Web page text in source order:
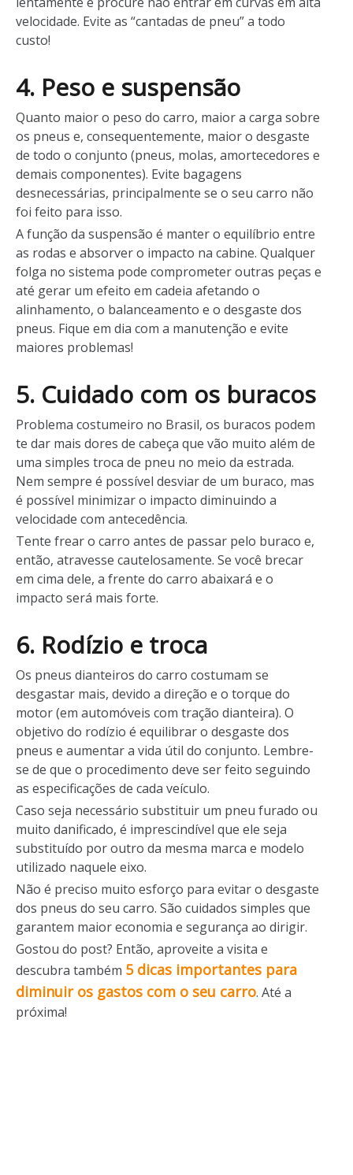
velocidade. Evite as “cantadas de pneu” a todo
custo!
4. Peso e suspensão
Quanto maior o peso do carro, maior a carga sobre
os pneus e, consequentemente, maior o desgaste
de todo o conjunto (pneus, molas, amortecedores e
demais componentes). Evite bagagens
desnecessárias, principalmente se o seu carro não
foi feito para isso.
A função da suspensão é manter o equilíbrio entre
as rodas e absorver o impacto na cabine. Qualquer
folga no sistema pode comprometer outras peças e
até gerar um efeito em cadeia afetando o
alinhamento, o balanceamento e o desgaste dos
pneus. Fique em dia com a manutenção e evite
maiores problemas!
5. Cuidado com os buracos
Problema costumeiro no Brasil, os buracos podem
te dar mais dores de cabeça que vão muito além de
uma simples troca de pneu no meio da estrada.
Nem sempre é possível desviar de um buraco, mas
é possível minimizar o impacto diminuindo a
velocidade com antecedência.
Tente frear o carro antes de passar pelo buraco e,
então, atravesse cautelosamente. Se você brecar
em cima dele, a frente do carro abaixará e o
impacto será mais forte.
6. Rodízio e troca
Os pneus dianteiros do carro costumam se
desgastar mais, devido a direção e o torque do
motor (em automóveis com tração dianteira). O
objetivo do rodízio é equilibrar o desgaste dos
pneus e aumentar a vida útil do conjunto. Lembre-
se de que o procedimento deve ser feito seguindo
as especificações de cada veículo.
Caso seja necessário substituir um pneu furado ou
muito danificado, é imprescindível que ele seja
substituído por outro da mesma marca e modelo
utilizado naquele eixo.
Não é preciso muito esforço para evitar o desgaste
dos pneus do seu carro. São cuidados simples que
garantem maior economia e segurança ao dirigir.
Gostou do post? Então, aproveite a visita e
descubra também 5 dicas importantes para
diminuir os gastos com o seu carro. Até a
próxima!